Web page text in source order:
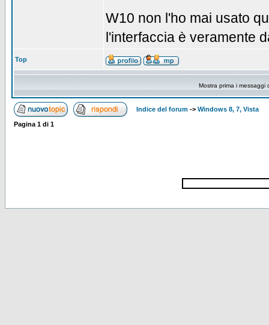
W10 non l'ho mai usato
l'interfaccia è veramente
Top
Mostra prima i messaggi
Indice del forum -> Windows 8, 7, Vista
Pagina 1 di 1